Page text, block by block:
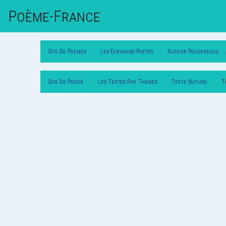
Poème-FrAnce
Site De Poemes Les Ecrivains Poetes Auteur Poldereaux
Site De Poesie Les Textes Par Themes Texte Nature